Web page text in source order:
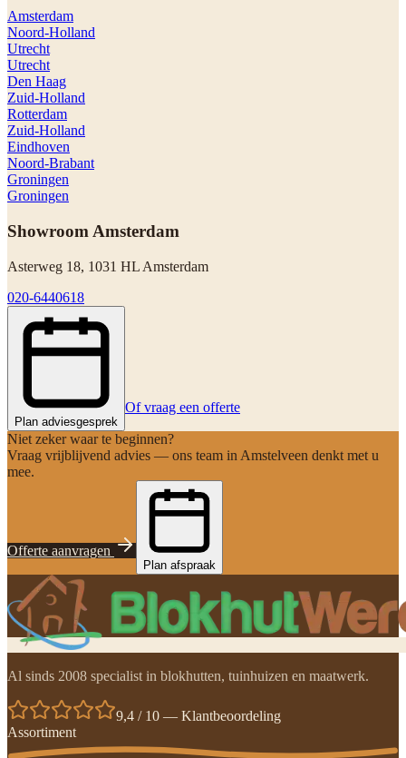
Amsterdam
Noord-Holland
Utrecht
Utrecht
Den Haag
Zuid-Holland
Rotterdam
Zuid-Holland
Eindhoven
Noord-Brabant
Groningen
Groningen
Showroom Amsterdam
Asterweg 18, 1031 HL Amsterdam
020-6440618
Plan adviesgesprek
Of vraag een offerte
Niet zeker waar te beginnen?
Vraag vrijblijvend advies — ons team in Amstelveen denkt met u
mee.
Offerte aanvragen
Plan afspraak
Al sinds 2008 specialist in blokhutten, tuinhuizen en maatwerk.
9,4 / 10 — Klantbeoordeling
Assortiment